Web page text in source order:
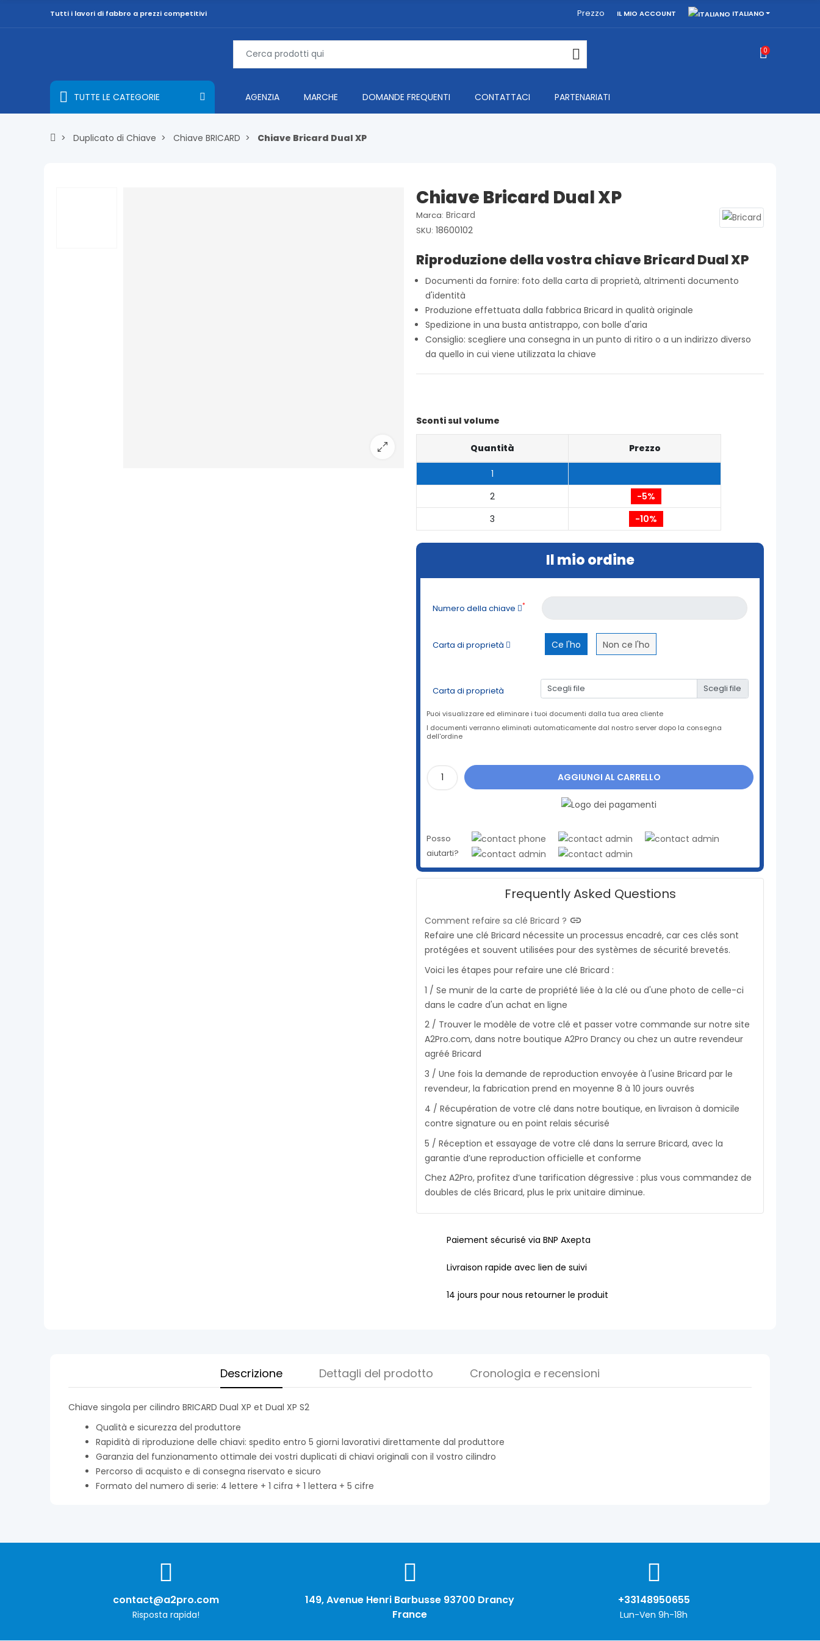
Tutti i lavori di fabbro a prezzi competitivi Prezzo IL MIO ACCOUNT ITALIANO
0
TUTTE LE CATEGORIE AGENZIA MARCHE DOMANDE FREQUENTI CONTATTACI PARTENARIATI
Duplicato di Chiave Chiave BRICARD Chiave Bricard Dual XP
Chiave Bricard Dual XP
Marca: Bricard
SKU: 18600102
Riproduzione della vostra chiave Bricard Dual XP
Documenti da fornire: foto della carta di proprietà, altrimenti documento
d'identità
Produzione effettuata dalla fabbrica Bricard in qualità originale
Spedizione in una busta antistrappo, con bolle d'aria
Consiglio: scegliere una consegna in un punto di ritiro o a un indirizzo diverso
da quello in cui viene utilizzata la chiave
Sconti sul volume
Quantità Prezzo
1
2
-5%
3
-10%
Il mio ordine
Numero della chiave *
Carta di proprietà Ce l'ho Non ce l'ho
Carta di proprietà Scegli file
Puoi visualizzare ed eliminare i tuoi documenti dalla tua area cliente
I documenti verranno eliminati automaticamente dal nostro server dopo la consegna
dell'ordine
AGGIUNGI AL CARRELLO
Posso
aiutarti?
Frequently Asked Questions
Comment refaire sa clé Bricard ? insert_link
Refaire une clé Bricard nécessite un processus encadré, car ces clés sont
protégées et souvent utilisées pour des systèmes de sécurité brevetés.
Voici les étapes pour refaire une clé Bricard :
1 / Se munir de la carte de propriété liée à la clé ou d'une photo de celle-ci
dans le cadre d'un achat en ligne
2 / Trouver le modèle de votre clé et passer votre commande sur notre site
A2Pro.com, dans notre boutique A2Pro Drancy ou chez un autre revendeur
agréé Bricard
3 / Une fois la demande de reproduction envoyée à l'usine Bricard par le
revendeur, la fabrication prend en moyenne 8 à 10 jours ouvrés
4 / Récupération de votre clé dans notre boutique, en livraison à domicile
contre signature ou en point relais sécurisé
5 / Réception et essayage de votre clé dans la serrure Bricard, avec la
garantie d’une reproduction officielle et conforme
Chez A2Pro, profitez d’une tarification dégressive : plus vous commandez de
doubles de clés Bricard, plus le prix unitaire diminue.
Paiement sécurisé via BNP Axepta
Livraison rapide avec lien de suivi
14 jours pour nous retourner le produit
Descrizione Dettagli del prodotto Cronologia e recensioni
Chiave singola per cilindro BRICARD Dual XP et Dual XP S2
Qualità e sicurezza del produttore
Rapidità di riproduzione delle chiavi: spedito entro 5 giorni lavorativi direttamente dal produttore
Garanzia del funzionamento ottimale dei vostri duplicati di chiavi originali con il vostro cilindro
Percorso di acquisto e di consegna riservato e sicuro
Formato del numero di serie: 4 lettere + 1 cifra + 1 lettera + 5 cifre
contact@a2pro.com
Risposta rapida!
149, Avenue Henri Barbusse 93700 Drancy
France
+33148950655
Lun-Ven 9h-18h